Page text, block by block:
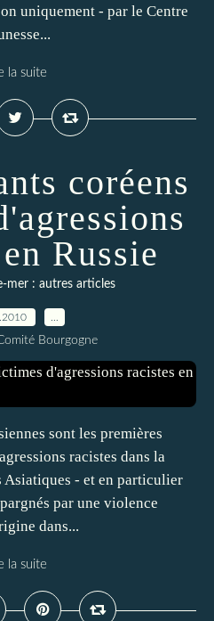
uniquement - par le Centre
la suite
coréens
Russie
mer : autres articles
Bourgogne
sont les premières
racistes dans la
Asiatiques - et en particulier
par une violence
dans...
la suite